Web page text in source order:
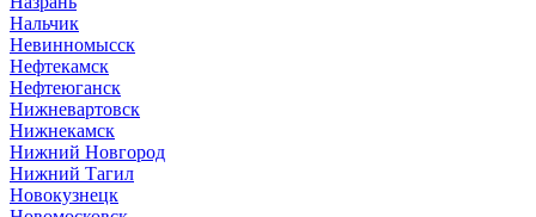
Нальчик
Невинномысск
Нефтекамск
Нефтеюганск
Нижневартовск
Нижнекамск
Нижний Новгород
Нижний Тагил
Новокузнецк